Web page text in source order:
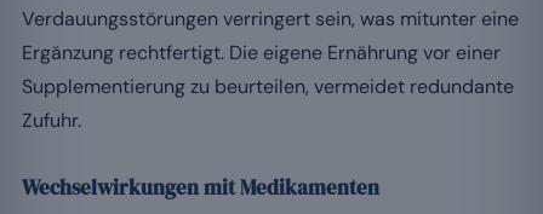
Verdauungsstörungen verringert sein, was mitunter eine
Ergänzung rechtfertigt. Die eigene Ernährung vor einer
Supplementierung zu beurteilen, vermeidet redundante
Zufuhr.
Wechselwirkungen mit Medikamenten